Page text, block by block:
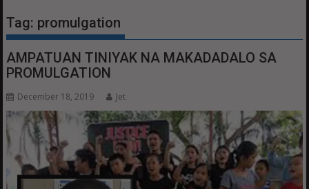
Tag: promulgation
AMPATUAN TINIYAK NA MAKADADALO SA
PROMULGATION
December 18, 2019 Jet